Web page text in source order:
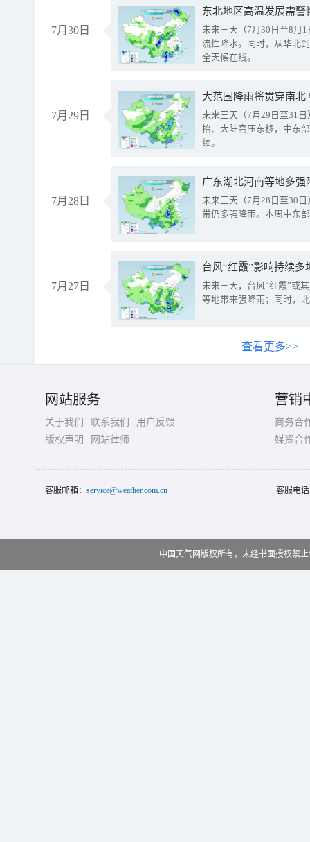
7月30日
东北地区高温发展需
未来三天（7月30日至8月
流性降水。同时，从华北
全天候在线。
7月29日
大范围降雨将贯穿南
未来三天（7月29日至31
抬、大陆高压东移，中东
续。
7月28日
广东湖北河南等地多
未来三天（7月28日至30
带仍多强降雨。本周中东
7月27日
台风“红霞”影响持续
未来三天，台风“红霞”或
等地带来强降雨；同时，
查看更多>>
网站服务
关于我们 联系我们
用户反馈
版权声明
网站律师
营销
商务合
媒资合
客服邮箱： service@weather.com.cn 客服电
中国天气网版权所有，未经书面授权